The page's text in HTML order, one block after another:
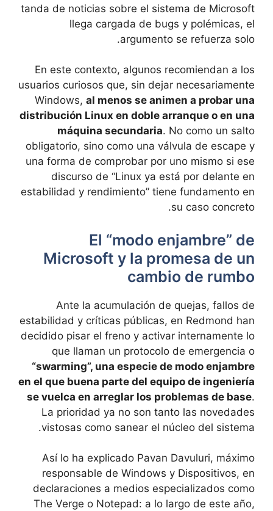
tanda de noticias sobre el sistema de Microsoft
llega cargada de bugs y polémicas, el
argumento se refuerza solo.
En este contexto, algunos recomiendan a los
usuarios curiosos que, sin dejar necesariamente
Windows, al menos se animen a probar una
distribución Linux en doble arranque o en una
máquina secundaria. No como un salto
obligatorio, sino como una válvula de escape y
una forma de comprobar por uno mismo si ese
discurso de “Linux ya está por delante en
estabilidad y rendimiento” tiene fundamento en
su caso concreto.
El “modo enjambre” de
Microsoft y la promesa de un
cambio de rumbo
Ante la acumulación de quejas, fallos de
estabilidad y críticas públicas, en Redmond han
decidido pisar el freno y activar internamente lo
que llaman un protocolo de emergencia o
“swarming”, una especie de modo enjambre
en el que buena parte del equipo de ingeniería
se vuelca en arreglar los problemas de base.
La prioridad ya no son tanto las novedades
vistosas como sanear el núcleo del sistema.
Así lo ha explicado Pavan Davuluri, máximo
responsable de Windows y Dispositivos, en
declaraciones a medios especializados como
The Verge o Notepad: a lo largo de este año,